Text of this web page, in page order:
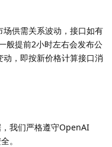
供需关系波动，接口如有
般提前2小时左右会发布公
，即按新价格计算接口消
我们严格遵守OpenAI
。